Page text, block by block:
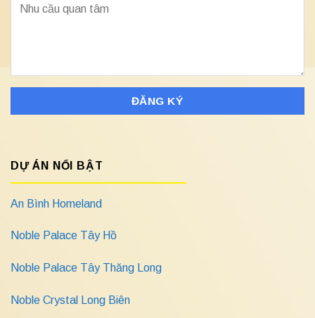
DỰ ÁN NỔI BẬT
An Bình Homeland
Noble Palace Tây Hồ
Noble Palace Tây Thăng Long
Noble Crystal Long Biên